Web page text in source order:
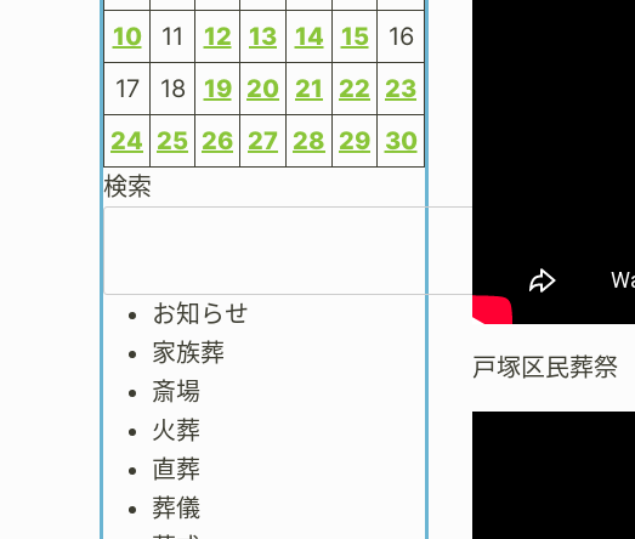
10
11 12 13 14 15
16
17
18 19 20 21 22 23
24 25 26 27 28 29 30
検索
索
お知らせ
家族葬
斎場
火葬
直葬
葬儀
戸塚区民葬祭